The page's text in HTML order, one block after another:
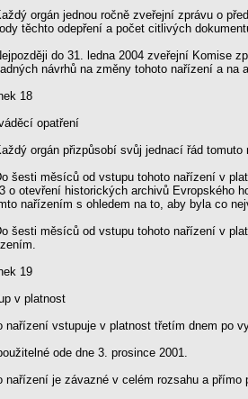
orgán jednou ročně zveřejní zprávu o
těchto odepření a počet citlivých
do 31. ledna 2004 zveřejní Komise
návrhů na změny tohoto nařízení a na
18
opatření
orgán přizpůsobí svůj jednací řád
šesti měsíců od vstupu tohoto nařízení v
o otevření historických archivů Evropského
nařízením s ohledem na to, aby byla co
šesti měsíců od vstupu tohoto nařízení v
19
v platnost
nařízení vstupuje v platnost třetím dnem po
ode dne 3. prosince 2001.
nařízení je závazné v celém rozsahu a